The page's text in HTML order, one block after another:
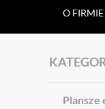
O FIRMIE
Plansze